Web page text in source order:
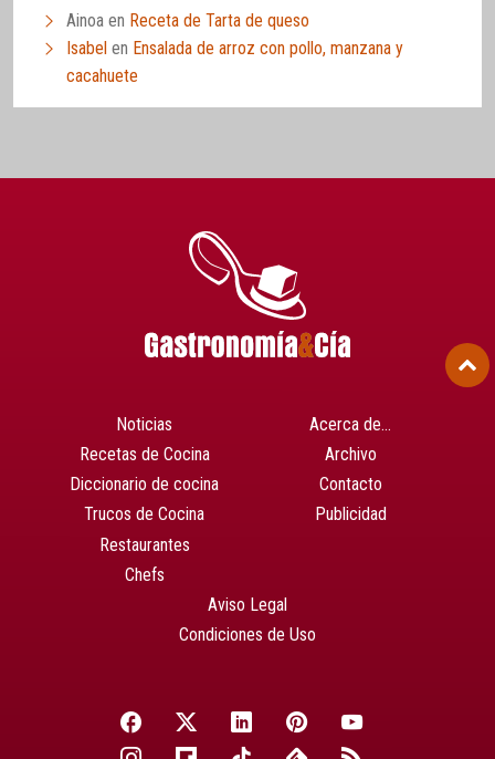
Ainoa en Receta de Tarta de queso
Isabel en Ensalada de arroz con pollo, manzana y
cacahuete
Noticias
Recetas de Cocina
Diccionario de cocina
Trucos de Cocina
Restaurantes
Chefs
Acerca de…
Archivo
Contacto
Publicidad
Aviso Legal
Condiciones de Uso